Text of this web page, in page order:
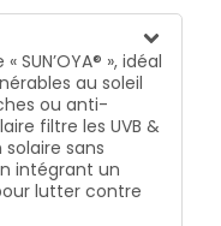
», idéal
au soleil
ou anti-
filtre les UVB &
sans
intégrant un
lutter contre